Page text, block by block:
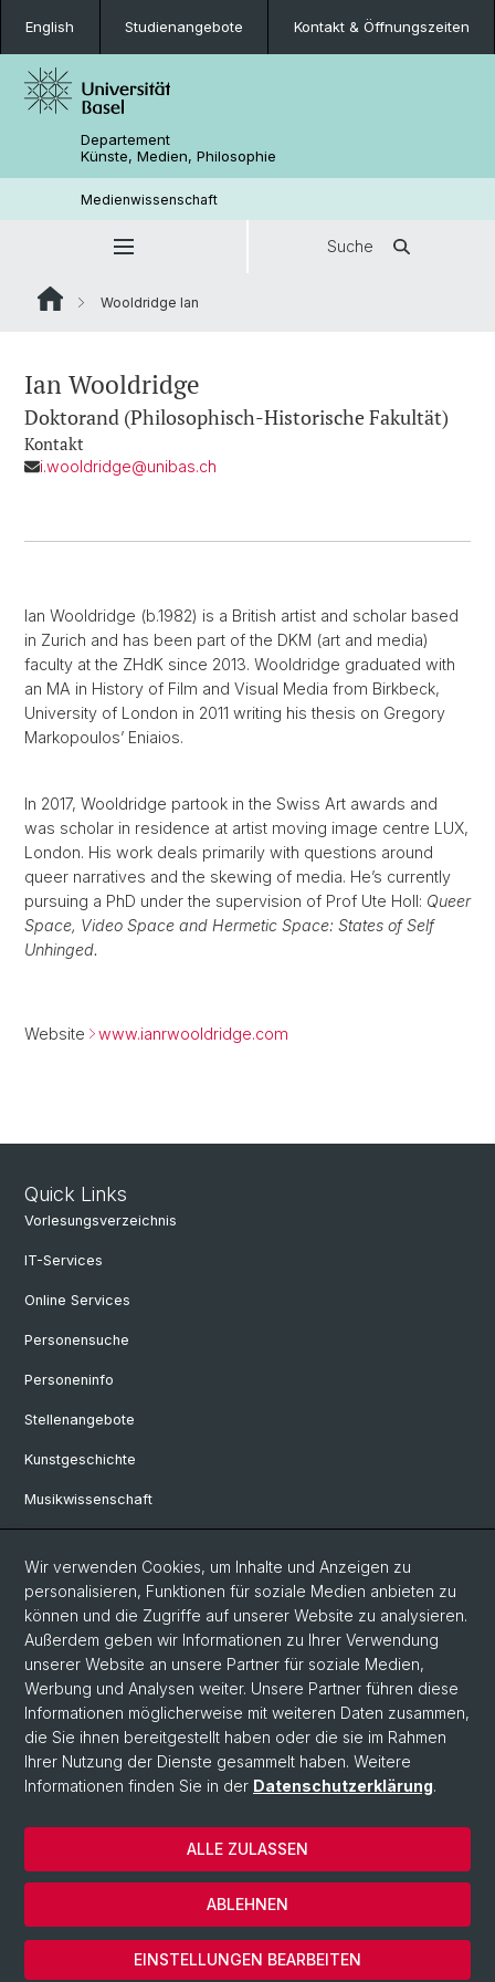
English Studienangebote Kontakt & Öffnungszeiten
Departement
Künste, Medien, Philosophie
Medienwissenschaft
Suche
Wooldridge Ian
Ian Wooldridge
Doktorand (Philosophisch-Historische Fakultät)
Kontakt
i.wooldridge@unibas.ch
Ian Wooldridge (b.1982) is a British artist and scholar based
in Zurich and has been part of the DKM (art and media)
faculty at the ZHdK since 2013. Wooldridge graduated with
an MA in History of Film and Visual Media from Birkbeck,
University of London in 2011 writing his thesis on Gregory
Markopoulos’ Eniaios.
In 2017, Wooldridge partook in the Swiss Art awards and
was scholar in residence at artist moving image centre LUX,
London. His work deals primarily with questions around
queer narratives and the skewing of media. He’s currently
pursuing a PhD under the supervision of Prof Ute Holl: Queer
Space, Video Space and Hermetic Space: States of Self
Unhinged.
Website www.ianrwooldridge.com
Quick Links
Vorlesungsverzeichnis
IT-Services
Online Services
Personensuche
Personeninfo
Stellenangebote
Kunstgeschichte
Musikwissenschaft
Social Media
Twitter
© Universität Basel
Datenschutzerklärung
Philosophisch-Historische Fakultät
Departement Künste, Medien, Philosophie
Wir verwenden Cookies, um Inhalte und Anzeigen zu
personalisieren, Funktionen für soziale Medien anbieten zu
können und die Zugriffe auf unserer Website zu analysieren.
Außerdem geben wir Informationen zu Ihrer Verwendung
unserer Website an unsere Partner für soziale Medien,
Werbung und Analysen weiter. Unsere Partner führen diese
Informationen möglicherweise mit weiteren Daten zusammen,
die Sie ihnen bereitgestellt haben oder die sie im Rahmen
Ihrer Nutzung der Dienste gesammelt haben. Weitere
Informationen finden Sie in der Datenschutzerklärung.
EINSTELLUNGEN BEARBEITEN
ABLEHNEN
ALLE ZULASSEN